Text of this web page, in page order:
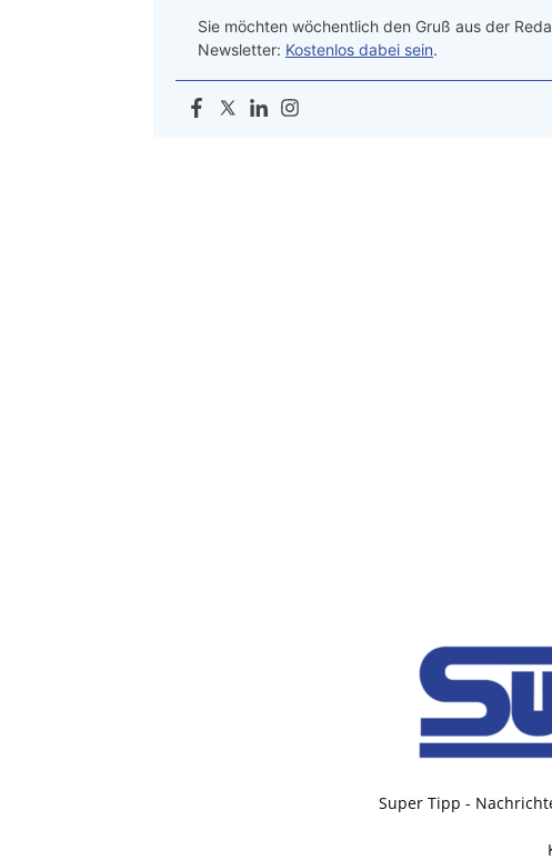
Sie möchten wöchentlich den Gruß aus der
Newsletter: Kostenlos dabei sein.
Super Tipp -